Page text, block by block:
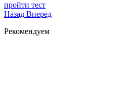
пройти тест
Назад Вперед
Рекомендуем